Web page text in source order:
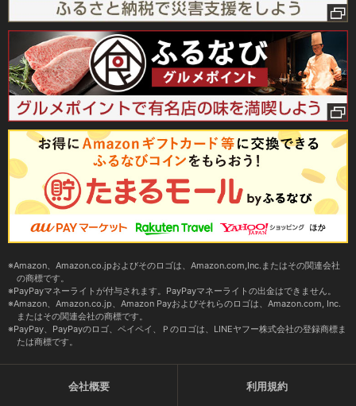
Amazon、Amazon.co.jpおよびそのロゴは、Amazon.com,Inc.またはその関連会社
の商標です。
PayPayマネーライトが付与されます。PayPayマネーライトの出金はできません。
Amazon、Amazon.co.jp、Amazon Payおよびそれらのロゴは、Amazon.com, Inc.
またはその関連会社の商標です。
PayPay、PayPayのロゴ、ペイペイ、Ｐのロゴは、LINEヤフー株式会社の登録商標ま
たは商標です。
会社概要 利用規約